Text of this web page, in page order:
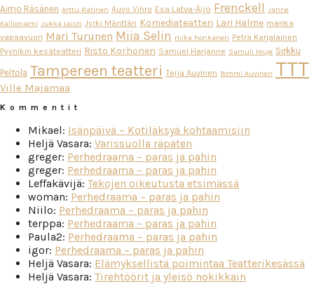
Aimo Räsänen Arttu Ratinen Auvo Vihro Esa Latva-Äijö Frenckell Janne
Kallioniemi Jukka Leisti Jyrki Mänttäri Komediateatteri Lari Halme marika
vapaavuori Mari Turunen Miia Selin mika honkanen Petra Karjalainen
Pyynikin kesäteatteri Risto Korhonen Samuel Harjanne Samuli Muje Sirkku
Peltola Tampereen teatteri Teija Auvinen Tommi Auvinen TTT
Ville Majamaa
Kommentit
Mikael: Isänpäivä – Kotiläksyä kohtaamisiin
Heljä Vasara: Varissuolla räpäten
greger: Perhedraama – paras ja pahin
greger: Perhedraama – paras ja pahin
Leffakävijä: Tekojen oikeutusta etsimässä
woman: Perhedraama – paras ja pahin
Niilo: Perhedraama – paras ja pahin
terppa: Perhedraama – paras ja pahin
Paula2: Perhedraama – paras ja pahin
igor: Perhedraama – paras ja pahin
Heljä Vasara: Elämyksellistä poimintaa Teatterikesässä
Heljä Vasara: Tirehtöörit ja yleisö nokikkain